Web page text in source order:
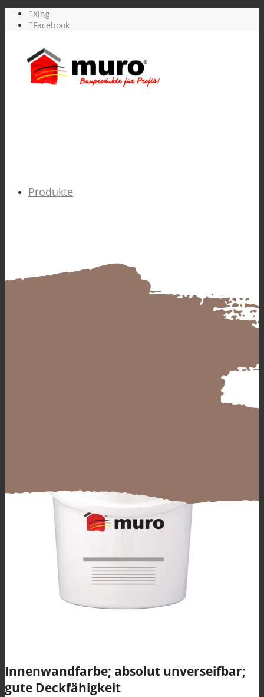
Xing
Facebook
Produkte
muro Classic Silikat
Innenwandfarbe; absolut unverseifbar;
gute Deckfähigkeit